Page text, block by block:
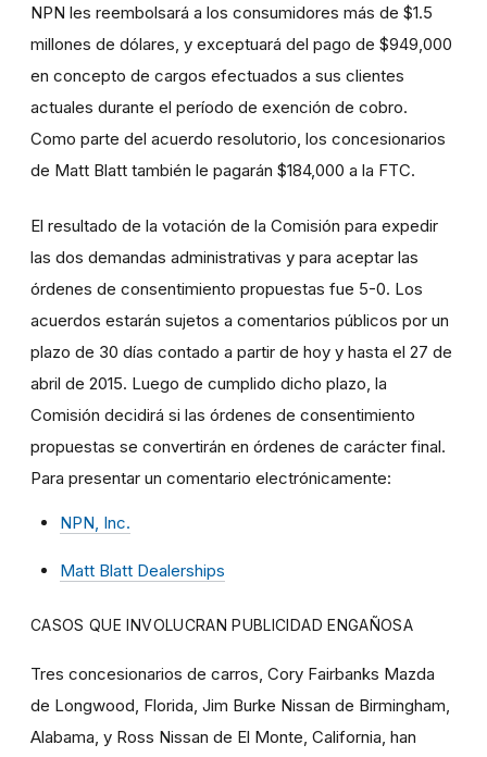
NPN les reembolsará a los consumidores más de $1.5
millones de dólares, y exceptuará del pago de $949,000
en concepto de cargos efectuados a sus clientes
actuales durante el período de exención de cobro.
Como parte del acuerdo resolutorio, los concesionarios
de Matt Blatt también le pagarán $184,000 a la FTC.
El resultado de la votación de la Comisión para expedir
las dos demandas administrativas y para aceptar las
órdenes de consentimiento propuestas fue 5-0. Los
acuerdos estarán sujetos a comentarios públicos por un
plazo de 30 días contado a partir de hoy y hasta el 27 de
abril de 2015. Luego de cumplido dicho plazo, la
Comisión decidirá si las órdenes de consentimiento
propuestas se convertirán en órdenes de carácter final.
Para presentar un comentario electrónicamente:
NPN, Inc.
Matt Blatt Dealerships
CASOS QUE INVOLUCRAN PUBLICIDAD ENGAÑOSA
Tres concesionarios de carros, Cory Fairbanks Mazda
de Longwood, Florida, Jim Burke Nissan de Birmingham,
Alabama, y Ross Nissan de El Monte, California, han